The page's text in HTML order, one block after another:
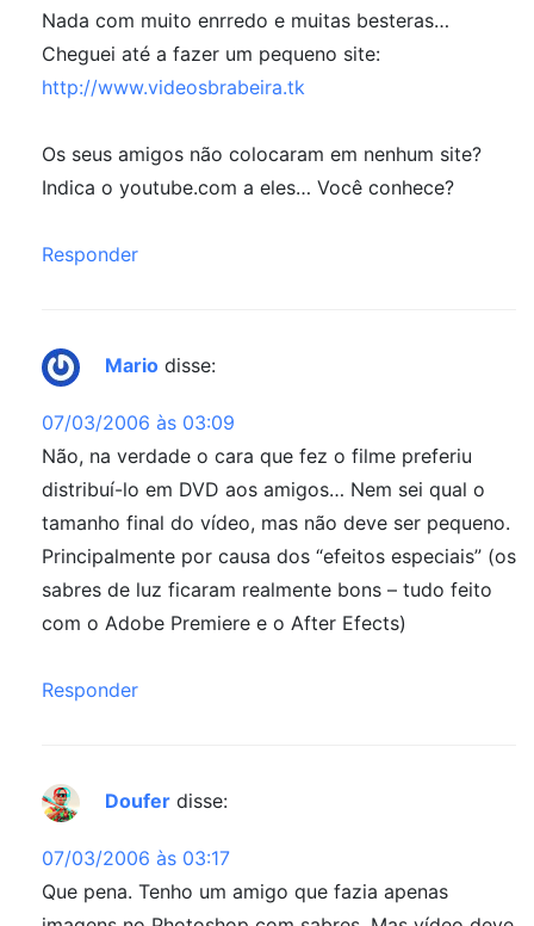
Nada com muito enrredo e muitas besteras…
Cheguei até a fazer um pequeno site:
http://www.videosbrabeira.tk
Os seus amigos não colocaram em nenhum site?
Indica o youtube.com a eles… Você conhece?
Responder
Mario disse:
07/03/2006 às 03:09
Não, na verdade o cara que fez o filme preferiu
distribuí-lo em DVD aos amigos… Nem sei qual o
tamanho final do vídeo, mas não deve ser pequeno.
Principalmente por causa dos “efeitos especiais” (os
sabres de luz ficaram realmente bons – tudo feito
com o Adobe Premiere e o After Efects)
Responder
Doufer disse:
07/03/2006 às 03:17
Que pena. Tenho um amigo que fazia apenas